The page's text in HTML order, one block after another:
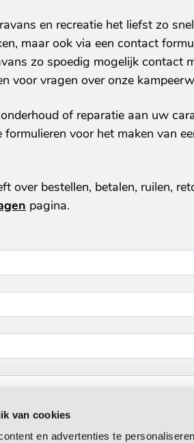
van cookies
en advertenties te
en recreatie het liefst zo
maar ook via een contact
zo spoedig mogelijk contact
voor vragen over onze
of reparatie aan uw
voor het maken van
over bestellen, betalen, ruilen,
pagina.